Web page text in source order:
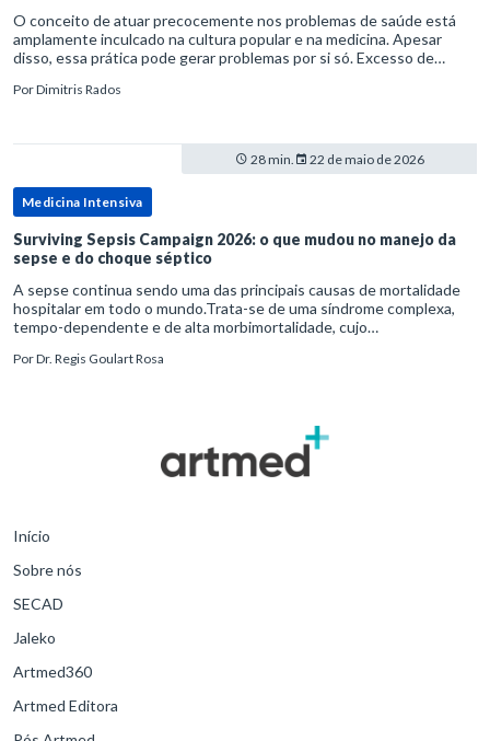
O conceito de atuar precocemente nos problemas de saúde está
amplamente inculcado na cultura popular e na medicina. Apesar
disso, essa prática pode gerar problemas por si só. Excesso de
PorDimitris Rados
28 min. 22 de maio de 2026
Medicina Intensiva
Surviving Sepsis Campaign 2026: o que mudou no manejo da
sepse e do choque séptico
A sepse continua sendo uma das principais causas de mortalidade
hospitalar em todo o mundo.Trata-se de uma síndrome complexa,
tempo-dependente e de alta morbimortalidade, cujo
para o desfe
PorDr. Regis Goulart Rosa
Início
Sobre nós
SECAD
Jaleko
Artmed360
Artmed Editora